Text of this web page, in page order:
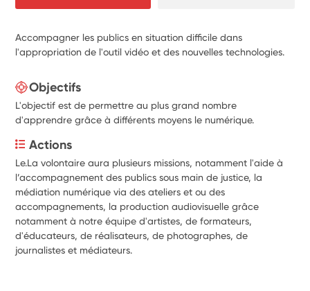
Accompagner les publics en situation difficile dans
l'appropriation de l'outil vidéo et des nouvelles technologies.
Objectifs
L'objectif est de permettre au plus grand nombre
d'apprendre grâce à différents moyens le numérique.
Actions
Le.La volontaire aura plusieurs missions, notamment l'aide à
l’accompagnement des publics sous main de justice, la
médiation numérique via des ateliers et ou des
accompagnements, la production audiovisuelle grâce
notamment à notre équipe d'artistes, de formateurs,
d'éducateurs, de réalisateurs, de photographes, de
journalistes et médiateurs.